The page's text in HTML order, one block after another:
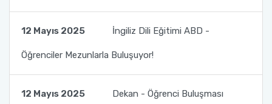
12 Mayıs 2025 İngiliz Dili Eğitimi ABD -
Öğrenciler Mezunlarla Buluşuyor!
12 Mayıs 2025 Dekan - Öğrenci Buluşması
Fotoğraf Galerisi
Değişim Programları